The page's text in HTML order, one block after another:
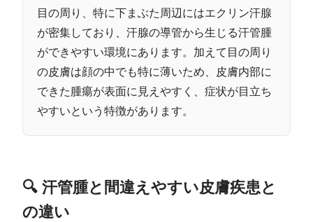
目の周り、特に下まぶた周辺にはエクリン汗腺
が密集しており、汗腺の導管から生じる汗管腫
ができやすい環境にあります。加えて目の周り
の皮膚は顔の中でも特に薄いため、皮膚内部に
できた腫瘍が表面に見えやすく、症状が目立ち
やすいという特徴があります。
🔍 汗管腫と間違えやすい皮膚疾患と
の違い